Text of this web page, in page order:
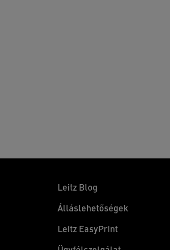
Leitz Blog
Álláslehetőségek
Leitz EasyPrint